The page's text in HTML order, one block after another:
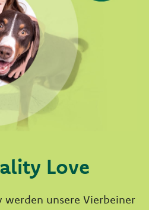
Love
werden unsere Vierbeiner